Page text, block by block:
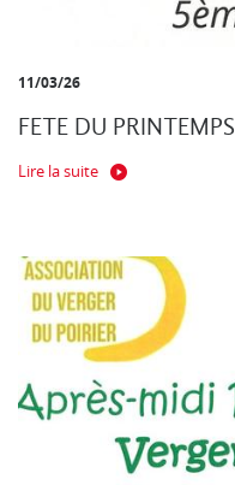
11/03/26
FETE DU PRINTEMPS
Lire la suite